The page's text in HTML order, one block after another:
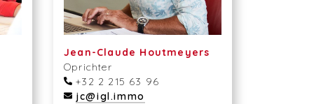
Jean-Claude Houtmeyers
Oprichter
+32 2 215 63 96
jc@igl.immo